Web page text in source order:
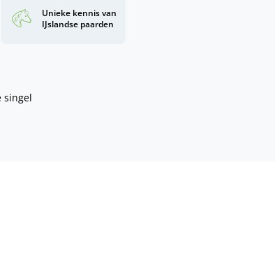
Unieke kennis van
IJslandse paarden
singel